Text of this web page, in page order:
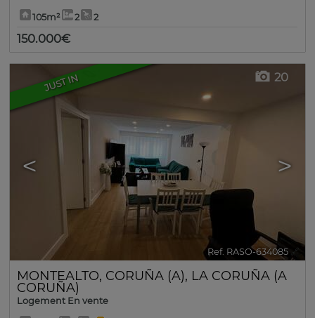
105m² 2 2
150.000€
JUST IN
< >
20
Ref. RASO-634085 🔗
MONTEALTO, CORUÑA (A), LA CORUÑA (A
CORUÑA)
Logement En vente